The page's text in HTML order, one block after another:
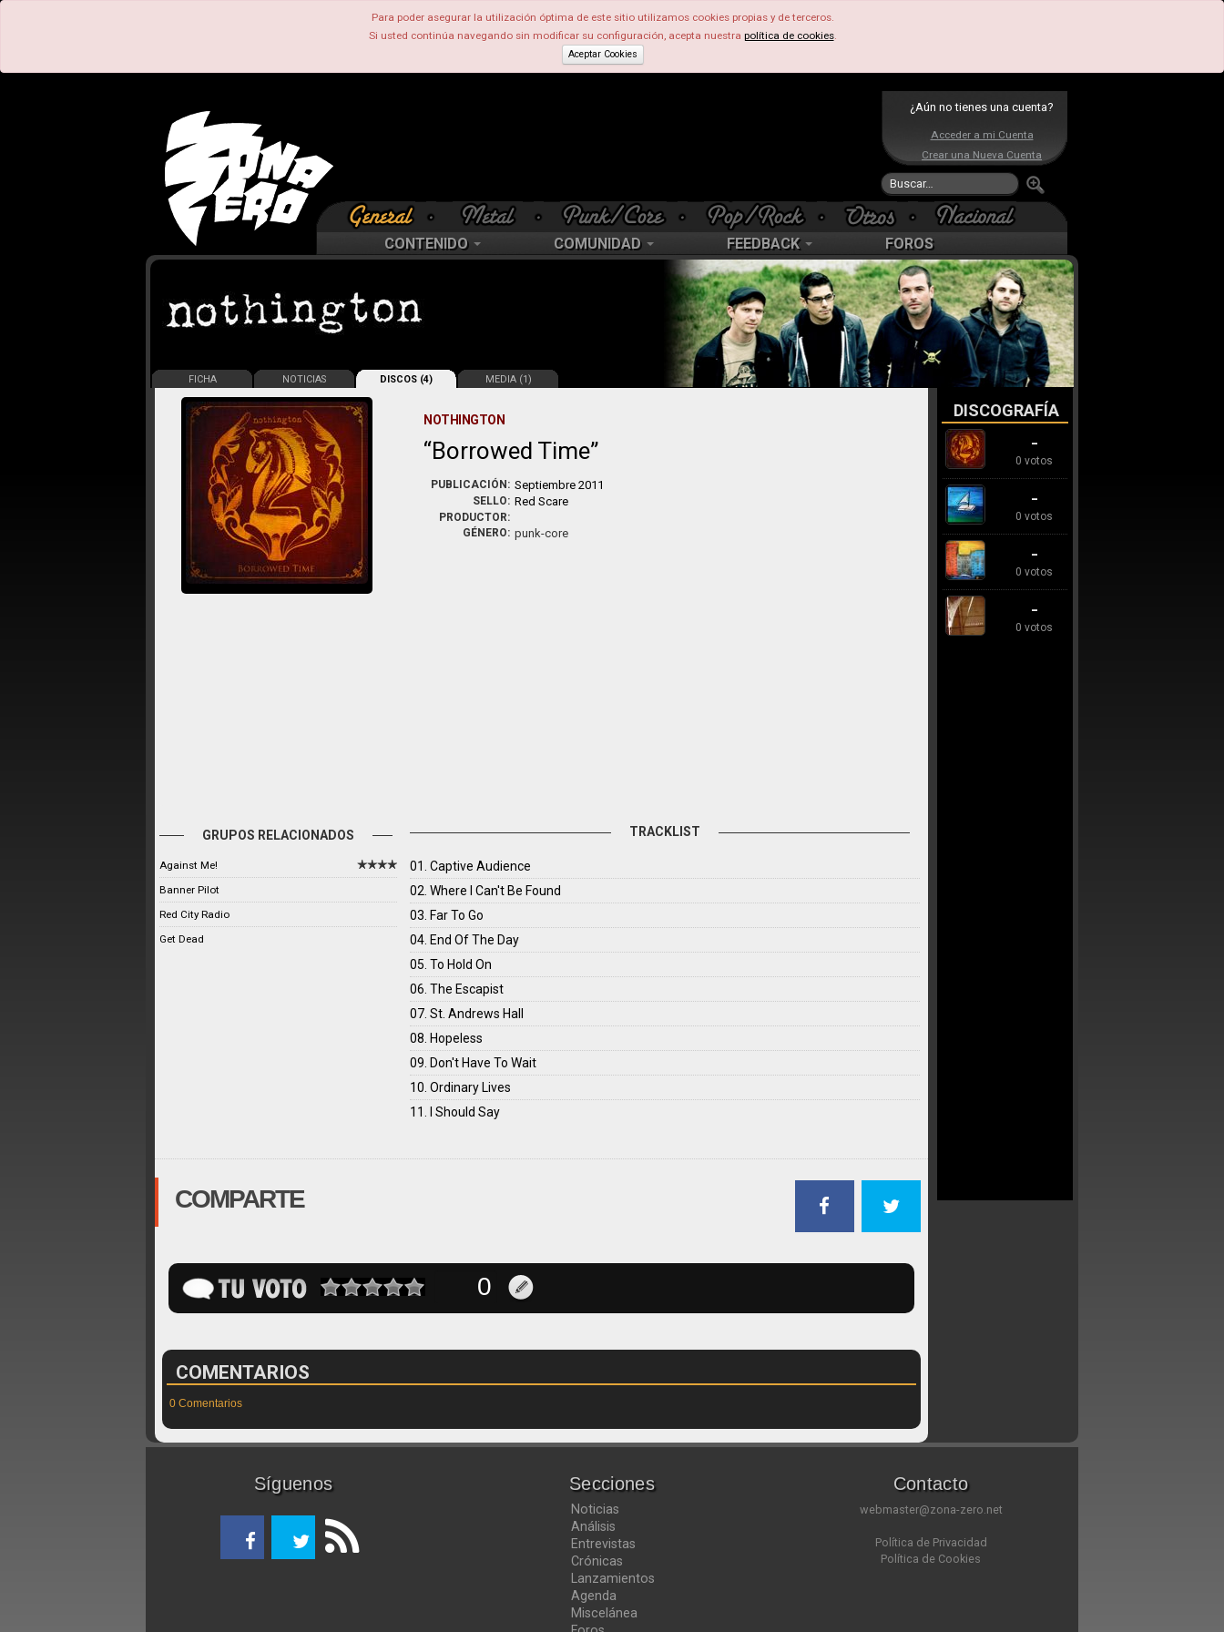
Para poder asegurar la utilización óptima de este sitio utilizamos cookies propias y de terceros.
Si usted continúa navegando sin modificar su configuración, acepta nuestra política de cookies.
Aceptar Cookies
¿Aún no tienes una cuenta?
Acceder a mi Cuenta
Crear una Nueva Cuenta
CONTENIDO COMUNIDAD FEEDBACK FOROS
FICHA NOTICIAS DISCOS (4) MEDIA (1)
NOTHINGTON
Borrowed Time
PUBLICACIÓN: Septiembre 2011
SELLO: Red Scare
PRODUCTOR:
GÉNERO: punk-core
GRUPOS RELACIONADOS
Against Me!
Banner Pilot
Red City Radio
Get Dead
TRACKLIST
01. Captive Audience
02. Where I Can't Be Found
03. Far To Go
04. End Of The Day
05. To Hold On
06. The Escapist
07. St. Andrews Hall
08. Hopeless
09. Don't Have To Wait
10. Ordinary Lives
11. I Should Say
COMPARTE
COMENTARIOS
0 Comentarios
DISCOGRAFÍA
-
0 votos
-
0 votos
-
0 votos
-
0 votos
Síguenos Secciones
Noticias
Análisis
Entrevistas
Crónicas
Lanzamientos
Agenda
Miscelánea
Contacto
webmaster@zona-zero.net
Política de Privacidad
Política de Cookies